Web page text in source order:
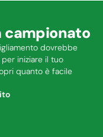
campionato
dovrebbe
iniziare il tuo
quanto è facile